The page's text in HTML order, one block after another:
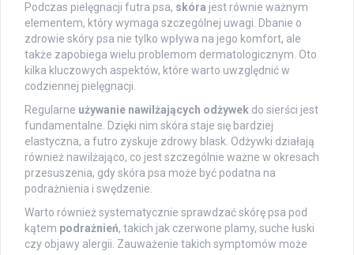
Podczas pielęgnacji futra psa, skóra jest równie ważnym
elementem, który wymaga szczególnej uwagi. Dbanie o
zdrowie skóry psa nie tylko wpływa na jego komfort, ale
także zapobiega wielu problemom dermatologicznym. Oto
kilka kluczowych aspektów, które warto uwzględnić w
codziennej pielęgnacji.
Regularne używanie nawilżających odżywek do sierści jest
fundamentalne. Dzięki nim skóra staje się bardziej
elastyczna, a futro zyskuje zdrowy blask. Odżywki działają
również nawilżająco, co jest szczególnie ważne w okresach
przesuszenia, gdy skóra psa może być podatna na
podrażnienia i swędzenie.
Warto również systematycznie sprawdzać skórę psa pod
kątem podrażnień, takich jak czerwone plamy, suche łuski
czy objawy alergii. Zauważenie takich symptomów może